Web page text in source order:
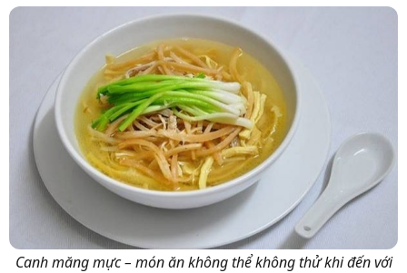
Canh măng mực – món ăn không thể không thử khi đến với